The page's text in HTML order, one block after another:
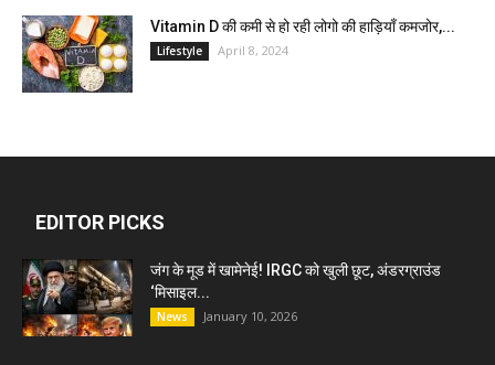
Vitamin D की कमी से हो रही लोगो की हाड़ियाँ कमजोर,...
Lifestyle April 8, 2024
EDITOR PICKS
जंग के मूड में खामेनेई! IRGC को खुली छूट, अंडरग्राउंड
‘मिसाइल...
News January 10, 2026